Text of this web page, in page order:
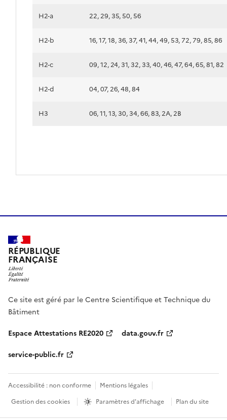
H2-a 22, 29, 35, 50, 56
H2-b 16, 17, 18, 36, 37, 41, 44, 49, 53, 72, 79, 85, 86
H2-c 09, 12, 24, 31, 32, 33, 40, 46, 47, 64, 65, 81, 82
H2-d 04, 07, 26, 48, 84
H3 06, 11, 13, 30, 34, 66, 83, 2A, 2B
RÉPUBLIQUE
FRANÇAISE
Ce site est géré par le Centre Scientifique et Technique du
Bâtiment
Espace Attestations RE2020
data.gouv.fr
service-public.fr
Accessibilité : non conforme
Mentions légales
Gestion des cookies
Paramètres d'affichage Plan du site